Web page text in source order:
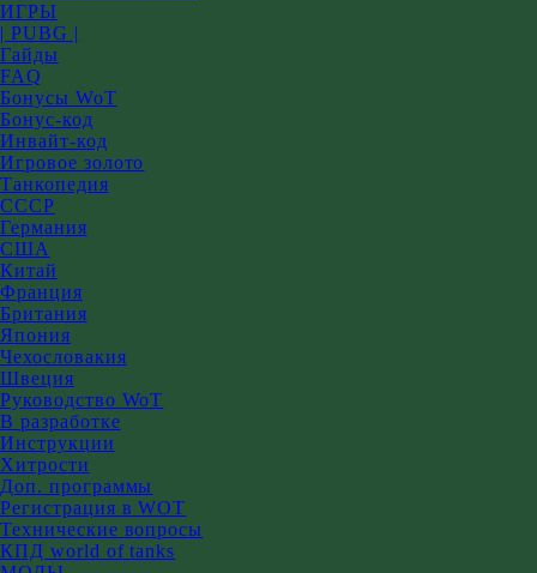
ИГРЫ
| PUBG |
Гайды
FAQ
Бонусы WoT
Бонус-код
Инвайт-код
Игровое золото
Танкопедия
СССР
Германия
США
Китай
Франция
Британия
Япония
Чехословакия
Швеция
Руководство WoT
В разработке
Инструкции
Хитрости
Доп. программы
Регистрация в WOT
Технические вопросы
КПД world of tanks